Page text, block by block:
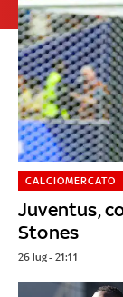
Juventus,
Stones
CALCIOMERCATO
26 lug - 21:11